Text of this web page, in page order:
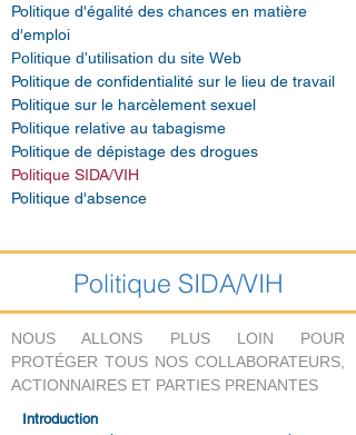
Politique d'égalité des chances en matière
d'emploi
Politique d'utilisation du site Web
Politique de confidentialité sur le lieu de travail
Politique sur le harcèlement sexuel
Politique relative au tabagisme
Politique de dépistage des drogues
Politique SIDA/VIH
Politique d'absence
Politique SIDA/VIH
NOUS ALLONS PLUS LOIN POUR
PROTÉGER TOUS NOS COLLABORATEURS,
ACTIONNAIRES ET PARTIES PRENANTES
Introduction